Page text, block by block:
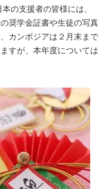
の支援者の皆様には、
奨学金証書や生徒の写真
カンボジアは２月末まで
すが、本年度については